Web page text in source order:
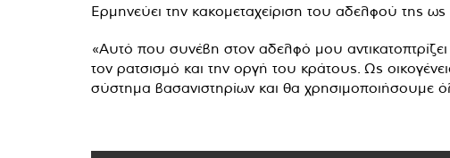
Ερμηνεύει την κακομεταχείριση του αδελφού της
«Αυτό που συνέβη στον αδελφό μου
τον ρατσισμό και την οργή του κράτους. Ως
σύστημα βασανιστηρίων και θα